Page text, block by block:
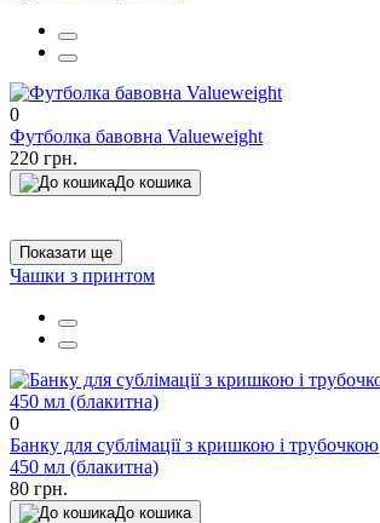
0
Футболка бавовна Valueweight
220 грн.
До кошика
Показати ще
Чашки з принтом
0
Банку для сублімації з кришкою і трубочкою
450 мл (блакитна)
80 грн.
До кошика